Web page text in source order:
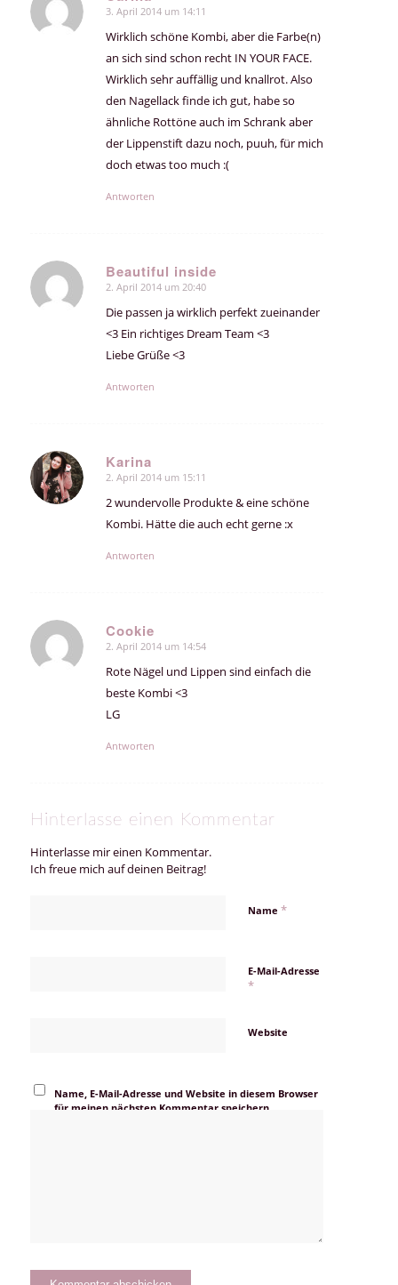
sagte:
3. April 2014 um 14:11
Wirklich schöne Kombi, aber die Farbe(n)
an sich sind schon recht IN YOUR FACE.
Wirklich sehr auffällig und knallrot. Also
den Nagellack finde ich gut, habe so
ähnliche Rottöne auch im Schrank aber
der Lippenstift dazu noch, puuh, für mich
doch etwas too much :(
Antworten
Beautiful inside
sagte:
2. April 2014 um 20:40
Die passen ja wirklich perfekt zueinander
<3 Ein richtiges Dream Team <3
Liebe Grüße <3
Antworten
Karina
sagte:
2. April 2014 um 15:11
2 wundervolle Produkte & eine schöne
Kombi. Hätte die auch echt gerne :x
Antworten
Cookie
sagte:
2. April 2014 um 14:54
Rote Nägel und Lippen sind einfach die
beste Kombi <3
LG
Antworten
Hinterlasse einen Kommentar
Hinterlasse mir einen Kommentar.
Ich freue mich auf deinen Beitrag!
Name *
E-Mail-Adresse
*
Website
Name, E-Mail-Adresse und Website in diesem Browser
für meinen nächsten Kommentar speichern.